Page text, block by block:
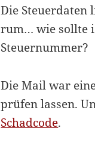
Die Steuerdaten
rum… wie sollte
Steuernummer?
Die Mail war
prüfen lassen.
Schadcode.